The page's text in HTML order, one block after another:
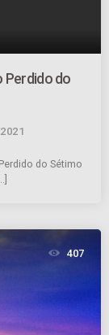
Perdido do
do Sétimo
407